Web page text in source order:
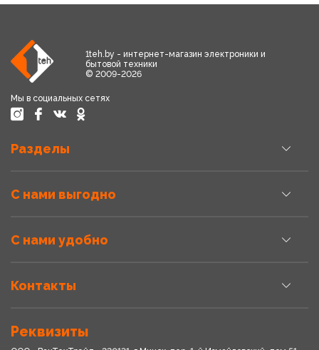
1teh.by - интернет-магазин электроники и
бытовой техники
© 2009-2026
Мы в социальных сетях
Разделы
С нами выгодно
С нами удобно
Контакты
Реквизиты